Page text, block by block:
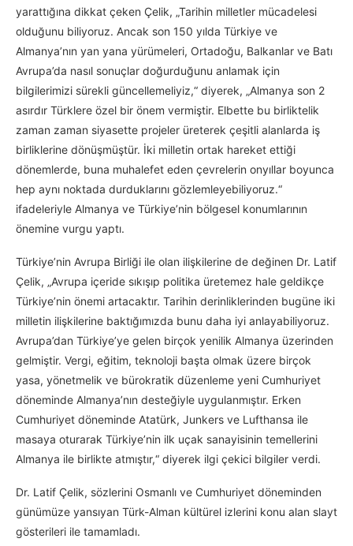
yarattığına dikkat çeken Çelik, „Tarihin milletler mücadelesi
olduğunu biliyoruz. Ancak son 150 yılda Türkiye ve
Almanya’nın yan yana yürümeleri, Ortadoğu, Balkanlar ve Batı
Avrupa’da nasıl sonuçlar doğurduğunu anlamak için
bilgilerimizi sürekli güncellemeliyiz,“ diyerek, „Almanya son 2
asırdır Türklere özel bir önem vermiştir. Elbette bu birliktelik
zaman zaman siyasette projeler üreterek çeşitli alanlarda iş
birliklerine dönüşmüştür. İki milletin ortak hareket ettiği
dönemlerde, buna muhalefet eden çevrelerin onyıllar boyunca
hep aynı noktada durduklarını gözlemleyebiliyoruz.“
ifadeleriyle Almanya ve Türkiye’nin bölgesel konumlarının
önemine vurgu yaptı.
Türkiye’nin Avrupa Birliği ile olan ilişkilerine de değinen Dr. Latif
Çelik, „Avrupa içeride sıkışıp politika üretemez hale geldikçe
Türkiye’nin önemi artacaktır. Tarihin derinliklerinden bugüne iki
milletin ilişkilerine baktığımızda bunu daha iyi anlayabiliyoruz.
Avrupa’dan Türkiye’ye gelen birçok yenilik Almanya üzerinden
gelmiştir. Vergi, eğitim, teknoloji başta olmak üzere birçok
yasa, yönetmelik ve bürokratik düzenleme yeni Cumhuriyet
döneminde Almanya’nın desteğiyle uygulanmıştır. Erken
Cumhuriyet döneminde Atatürk, Junkers ve Lufthansa ile
masaya oturarak Türkiye’nin ilk uçak sanayisinin temellerini
Almanya ile birlikte atmıştır,“ diyerek ilgi çekici bilgiler verdi.
Dr. Latif Çelik, sözlerini Osmanlı ve Cumhuriyet döneminden
günümüze yansıyan Türk-Alman kültürel izlerini konu alan slayt
gösterileri ile tamamladı.